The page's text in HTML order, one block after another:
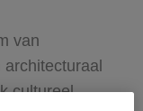
van
cultureel